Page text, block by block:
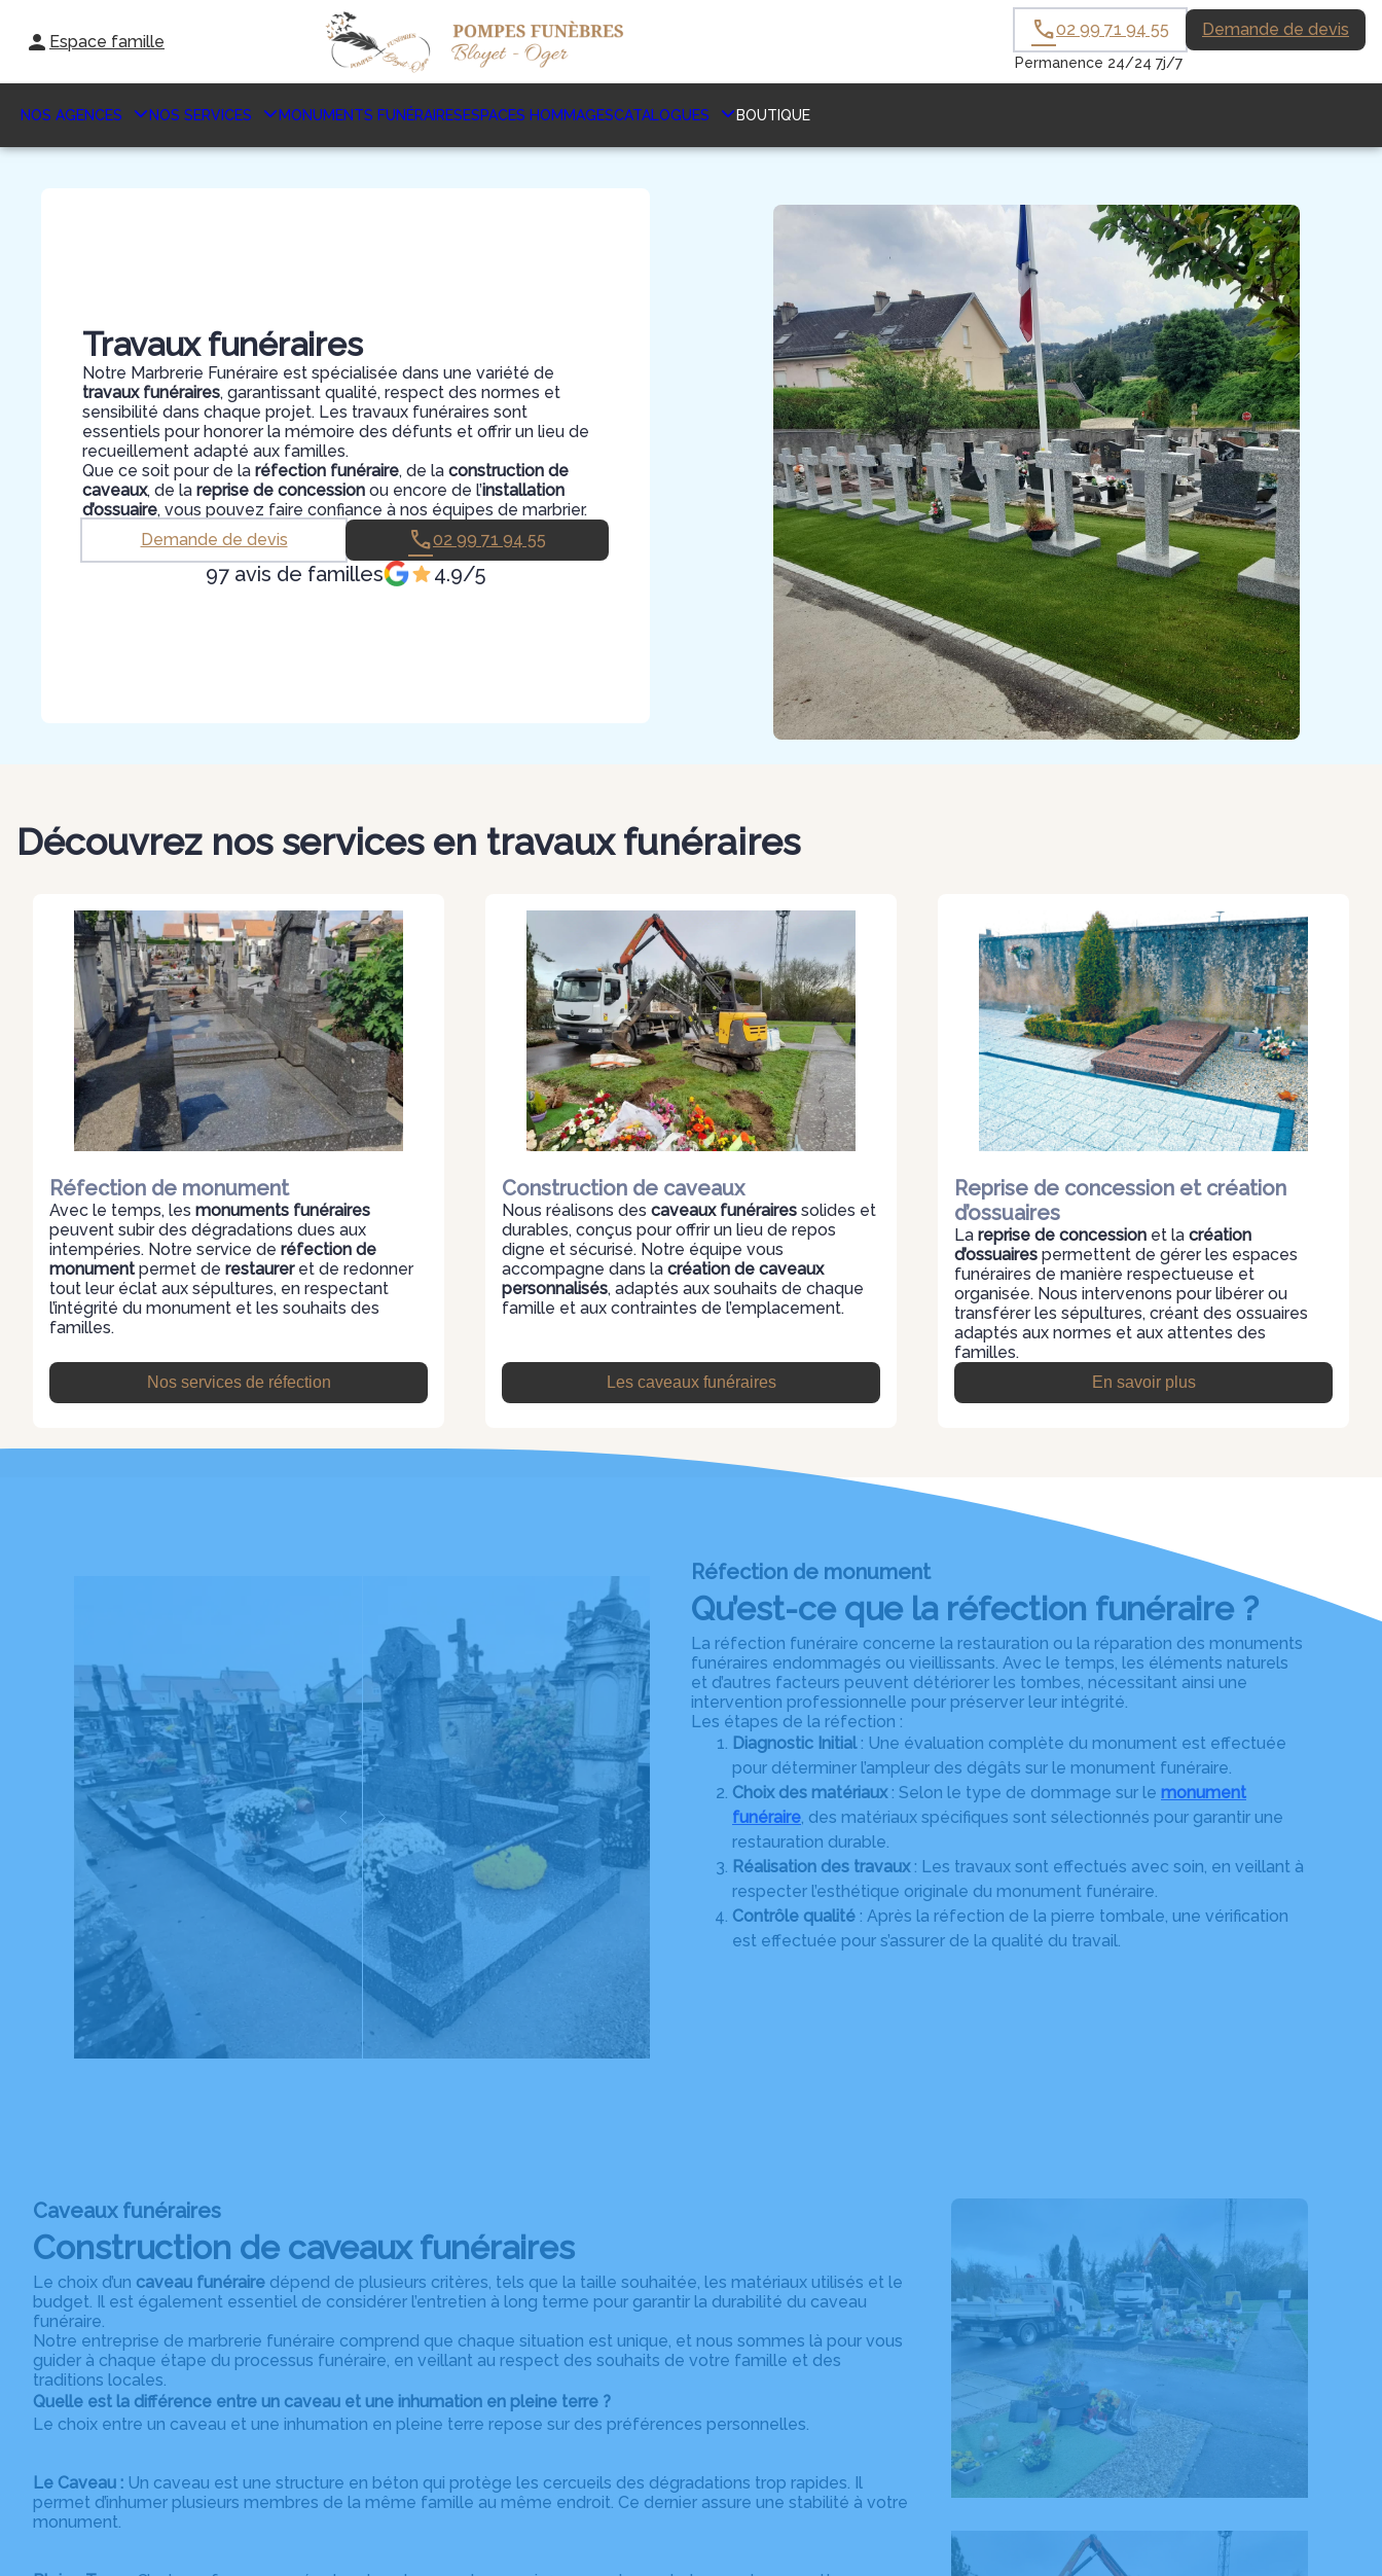
Espace famille
Permanence 24/24 7j/7
02 99 71 94 55 Demande de devis
NOS AGENCES NOS SERVICES MONUMENTS FUNÉRAIRESESPACES HOMMAGESCATALOGUES BOUTIQUE
Travaux funéraires
Notre Marbrerie Funéraire est spécialisée dans une variété de
travaux funéraires, garantissant qualité, respect des normes et
sensibilité dans chaque projet. Les travaux funéraires sont
essentiels pour honorer la mémoire des défunts et offrir un lieu de
recueillement adapté aux familles.
Que ce soit pour de la réfection funéraire, de la construction de
caveaux, de la reprise de concession ou encore de l’installation
d’ossuaire, vous pouvez faire confiance à nos équipes de marbrier.
Demande de devis
02 99 71 94 55
97 avis de familles 4.9/5
Découvrez nos services en travaux funéraires
Réfection de monument
Avec le temps, les monuments funéraires
peuvent subir des dégradations dues aux
intempéries. Notre service de réfection de
monumentpermet de restaureret de redonner
tout leur éclat aux sépultures, en respectant
l’intégrité du monument et les souhaits des
familles.
Nos services de réfection
Construction de caveaux
Nous réalisons des caveaux funéraires solides et
durables, conçus pour offrir un lieu de repos
digne et sécurisé. Notre équipe vous
accompagne dans la création de caveaux
personnalisés, adaptés aux souhaits de chaque
famille et aux contraintes de l’emplacement.
Les caveaux funéraires
Reprise de concession et création
d’ossuaires
La reprise de concession et la création
d’ossuaires permettent de gérer les espaces
funéraires de manière respectueuse et
organisée. Nous intervenons pour libérer ou
transférer les sépultures, créant des ossuaires
adaptés aux normes et aux attentes des
familles.
En savoir plus
Réfection de monument
Qu’est-ce que la réfection funéraire ?
La réfection funéraire concerne la restauration ou la réparation des monuments
funéraires endommagés ou vieillissants. Avec le temps, les éléments naturels
et d’autres facteurs peuvent détériorer les tombes, nécessitant ainsi une
intervention professionnelle pour préserver leur intégrité.
Les étapes de la réfection :
Diagnostic Initial: Une évaluation complète du monument est effectuée
pour déterminer l’ampleur des dégâts sur le monument funéraire.
Choix des matériaux: Selon le type de dommage sur le monument
funéraire, des matériaux spécifiques sont sélectionnés pour garantir une
restauration durable.
Réalisation des travaux: Les travaux sont effectués avec soin, en veillant à
respecter l’esthétique originale du monument funéraire.
Contrôle qualité : Après la réfection de la pierre tombale, une vérification
est effectuée pour s’assurer de la qualité du travail.
Caveaux funéraires
Construction de caveaux funéraires
Le choix d’un caveau funéraire dépend de plusieurs critères, tels que la taille souhaitée, les matériaux utilisés et le
budget. Il est également essentiel de considérer l’entretien à long terme pour garantir la durabilité du caveau
funéraire.
Notre entreprise de marbrerie funéraire comprend que chaque situation est unique, et nous sommes là pour vous
guider à chaque étape du processus funéraire, en veillant au respect des souhaits de votre famille et des
traditions locales.
Quelle est la différence entre un caveau et une inhumation en pleine terre ?
Le choix entre un caveau et une inhumation en pleine terre repose sur des préférences personnelles.
Le Caveau : Un caveau est une structure en béton qui protège les cercueils des dégradations trop rapides. Il
permet d’inhumer plusieurs membres de la même famille au même endroit. Ce dernier assure une stabilité à votre
monument.